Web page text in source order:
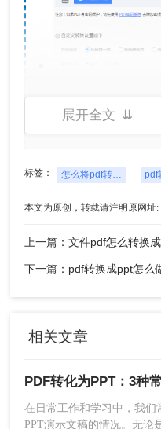
择、输出格式，
如果您已经拥有
PowerPoint，那么可
PDF格式的同时，还
优点：能够较好
展开全文 ⇊
标签： 怎么将pdf转化为ppt pdf
本文为原创，转载请注明原网址:
上一篇：文件pdf怎么转换
下一篇：pdf转换成ppt怎么
相关文章
在日常工作和学习中，我们
PPT演示文稿的情况。无论